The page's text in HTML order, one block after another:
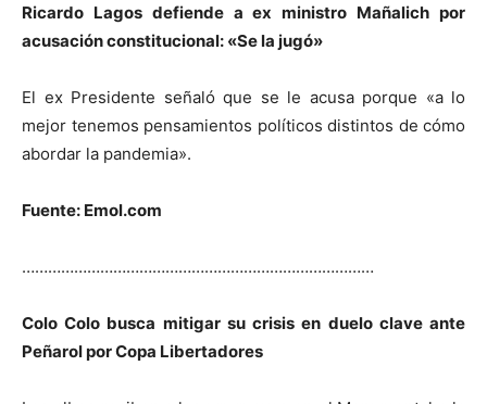
Ricardo Lagos defiende a ex ministro Mañalich por
acusación constitucional: «Se la jugó»
El ex Presidente señaló que se le acusa porque «a lo
mejor tenemos pensamientos políticos distintos de cómo
abordar la pandemia».
Fuente: Emol.com
………………………………………………………………………
Colo Colo busca mitigar su crisis en duelo clave ante
Peñarol por Copa Libertadores